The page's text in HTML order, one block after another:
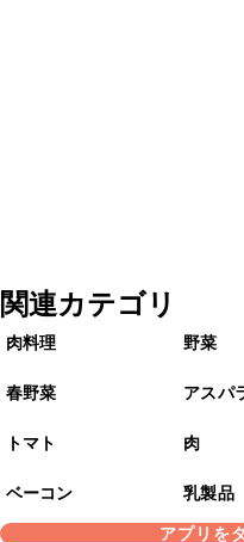
関連カテゴリ
肉料理 野菜
春野菜 アスパ
トマト 肉
ベーコン 乳製品
アプリを